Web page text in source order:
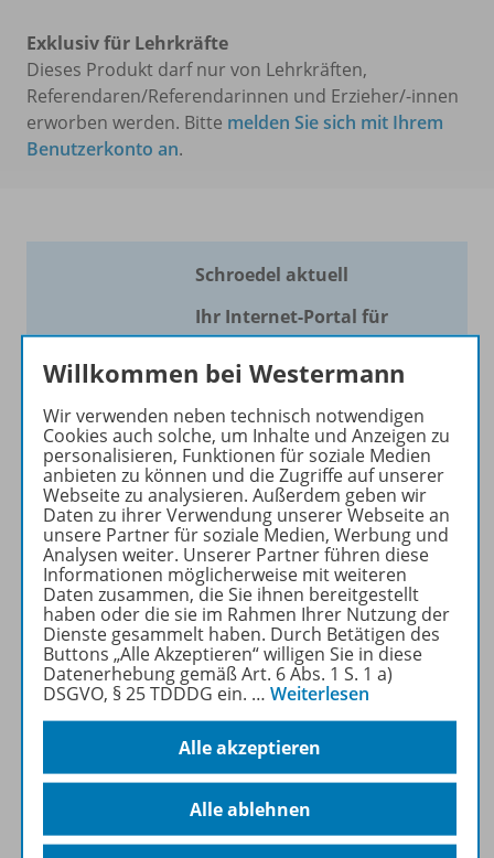
Exklusiv für Lehrkräfte
Dieses Produkt darf nur von Lehrkräften,
Referendaren/Referendarinnen und Erzieher/-innen
erworben werden. Bitte melden Sie sich mit Ihrem
Benutzerkonto an.
Schroedel aktuell
Ihr Internet-Portal für
aktuellen Unterricht!
Mit Schroedel aktuell bieten
wir Ihnen einen Service, um
Ihren Unterricht aktuell und
einfach zu gestalten. Jede
Woche drei bis vier
Neuerscheinungen mit
großem Online Archiv.
Mehr erfahren
Informationen
Beschreibung
Willkommen bei Westermann
Wir verwenden neben technisch notwendigen
Cookies auch solche, um Inhalte und Anzeigen zu
personalisieren, Funktionen für soziale Medien
anbieten zu können und die Zugriffe auf unserer
Webseite zu analysieren. Außerdem geben wir
Daten zu ihrer Verwendung unserer Webseite an
unsere Partner für soziale Medien, Werbung und
Analysen weiter. Unserer Partner führen diese
Informationen möglicherweise mit weiteren
Daten zusammen, die Sie ihnen bereitgestellt
haben oder die sie im Rahmen Ihrer Nutzung der
Dienste gesammelt haben. Durch Betätigen des
Buttons „Alle Akzeptieren“ willigen Sie in diese
Datenerhebung gemäß Art. 6 Abs. 1 S. 1 a)
DSGVO, § 25 TDDDG ein. … Weiterlesen
Alle akzeptieren
Alle ablehnen